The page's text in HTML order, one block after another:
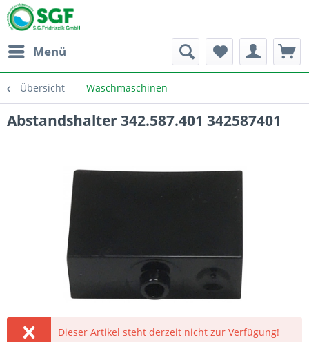
Menü
Übersicht Waschmaschinen
Abstandshalter 342.587.401 342587401
Dieser Artikel steht derzeit nicht zur Verfügung!